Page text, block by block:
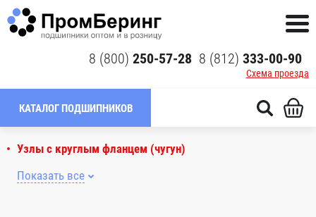
8 (800) 250-57-28 8 (812) 333-00-90
Схема проезда
КАТАЛОГ ПОДШИПНИКОВ
Узлы с круглым фланцем (чугун)
Показать все